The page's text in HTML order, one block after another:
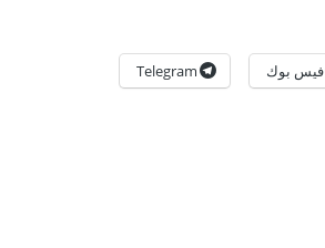
فيس بوك Telegram